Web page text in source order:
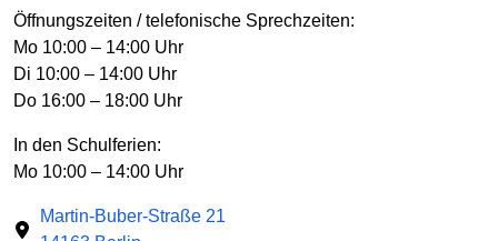
Öffnungszeiten / telefonische Sprechzeiten:
Mo 10:00 – 14:00 Uhr
Di 10:00 – 14:00 Uhr
Do 16:00 – 18:00 Uhr
In den Schulferien:
Mo 10:00 – 14:00 Uhr
Martin-Buber-Straße 21